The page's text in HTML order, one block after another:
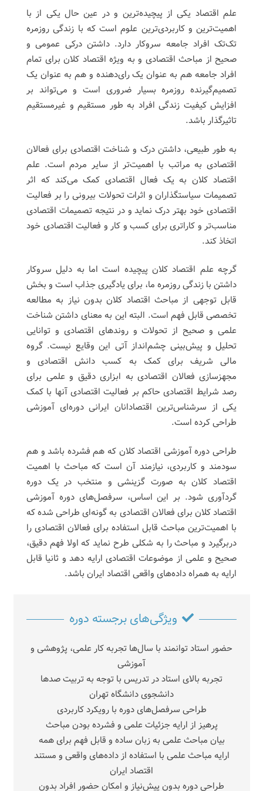
علم اقتصاد یکی از پیچیده‌ترین و در عین حال یکی از با
اهمیت‌ترین و کاربردی‌ترین علوم است که با زندگی روزمره
تک‌تک افراد جامعه سروکار دارد. داشتن درکی عمومی و
صحیح از مباحث اقتصادی و به ویژه اقتصاد کلان برای تمام
افراد جامعه هم به عنوان یک رای‌دهنده و هم به عنوان یک
تصمیم‌گیرنده روزمره بسیار ضروری است و می‌تواند بر
افزایش کیفیت زندگی افراد به طور مستقیم و غیرمستقیم
تاثیرگذار باشد.
به طور طبیعی، داشتن درک و شناخت اقتصادی برای فعالان
اقتصادی به مراتب با اهمیت‌تر از سایر مردم است. علم
اقتصاد کلان به یک فعال اقتصادی کمک می‌کند که اثر
تصمیمات سیاستگذاران و اثرات تحولات بیرونی را بر فعالیت
اقتصادی خود بهتر درک نماید و در نتیجه تصمیمات اقتصادی
مناسب‌تر و کاراتری برای کسب و کار و فعالیت اقتصادی خود
اتخاذ کند.
گرچه علم اقتصاد کلان پیچیده است اما به دلیل سروکار
داشتن با زندگی روزمره ما، برای یادگیری جذاب است و بخش
قابل توجهی از مباحث اقتصاد کلان بدون نیاز به مطالعه
تخصصی قابل فهم است. البته این به معنای داشتن شناخت
علمی و صحیح از تحولات و روندهای اقتصادی و توانایی
تحلیل و پیش‌بینی چشم‌انداز آتی این وقایع نیست. گروه
مالی شریف برای کمک به کسب دانش اقتصادی و
مجهزسازی فعالان اقتصادی به ابزاری دقیق و علمی برای
رصد شرایط اقتصادی حاکم بر فعالیت اقتصادی آنها با کمک
یکی از سرشناس‌ترین اقتصادانان ایرانی دوره‌ای آموزشی
طراحی کرده است.
طراحی دوره آموزشی اقتصاد کلان که هم فشرده باشد و هم
سودمند و کاربردی، نیازمند آن است که مباحث با اهمیت
اقتصاد کلان به صورت گزینشی و منتخب در یک دوره
گردآوری شود. بر این اساس، سرفصل‌های دوره آموزشی
اقتصاد کلان برای فعالان اقتصادی به گونه‌ای طراحی شده که
با اهمیت‌ترین مباحث قابل استفاده برای فعالان اقتصادی را
دربرگیرد و مباحث را به شکلی طرح نماید که اولا فهم دقیق،
صحیح و علمی از موضوعات اقتصادی ارایه دهد و ثانیا قابل
ارایه به همراه داده‌های واقعی اقتصاد ایران باشد.
ویژگی‌های برجسته دوره
حضور استاد توانمند با سال‌ها تجربه کار علمی، پژوهشی و
آموزشی
تجربه بالای استاد در تدریس با توجه به تربیت صدها
دانشجوی دانشگاه تهران
طراحی سرفصل‌های دوره با رویکرد کاربردی
پرهیز از ارایه جزئیات علمی و فشرده بودن مباحث
بیان مباحث علمی به زبان ساده و قابل فهم برای همه
ارایه مباحث علمی با استفاده از داده‌های واقعی و مستند
اقتصاد ایران
طراحی دوره بدون پیش‌نیاز و امکان حضور افراد بدون